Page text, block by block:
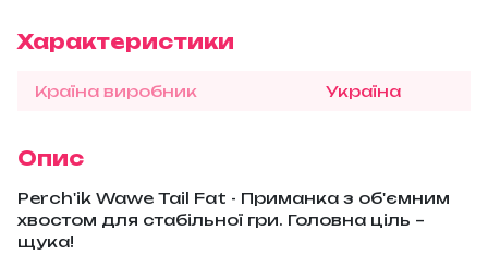
Характеристики
Країна виробник Україна
Опис
Perch'ik Wawe Tail Fat - Приманка з об'ємним
хвостом для стабільної гри. Головна ціль –
щука!